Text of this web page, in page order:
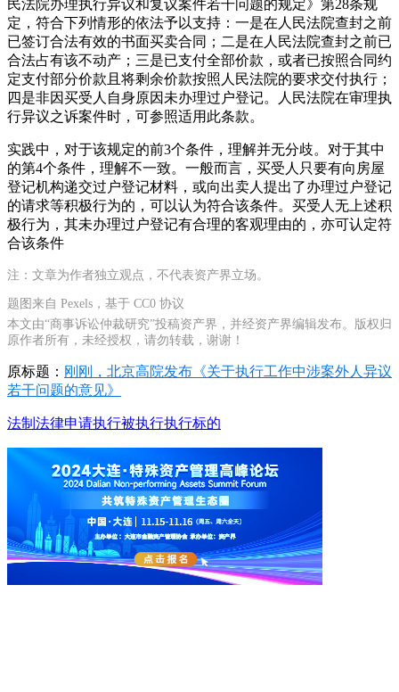
民法院办理执行异议和复议案件若干问题的规定》第28条规
定，符合下列情形的依法予以支持：一是在人民法院查封之前
已签订合法有效的书面买卖合同；二是在人民法院查封之前已
合法占有该不动产；三是已支付全部价款，或者已按照合同约
定支付部分价款且将剩余价款按照人民法院的要求交付执行；
四是非因买受人自身原因未办理过户登记。人民法院在审理执
行异议之诉案件时，可参照适用此条款。
实践中，对于该规定的前3个条件，理解并无分歧。对于其中
的第4个条件，理解不一致。一般而言，买受人只要有向房屋
登记机构递交过户登记材料，或向出卖人提出了办理过户登记
的请求等积极行为的，可以认为符合该条件。买受人无上述积
极行为，其未办理过户登记有合理的客观理由的，亦可认定符
合该条件
注：文章为作者独立观点，不代表资产界立场。
题图来自 Pexels，基于 CC0 协议
本文由“商事诉讼仲裁研究”投稿资产界，并经资产界编辑发布。版权归
原作者所有，未经授权，请勿转载，谢谢！
原标题： 刚刚，北京高院发布《关于执行工作中涉案外人异议
若干问题的意见》
法制 法律申请执行被执行执行标的